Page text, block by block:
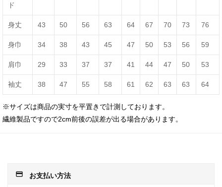
ド
身丈 43 50 56 63 64 67 70 73 76
身巾 34 38 43 45 47 50 53 56 59
肩巾 29 33 37 37 41 44 47 50 53
袖丈 38 47 55 58 61 62 63 63 64
※サイズは商品の実寸を平置きで計測しております。
繊維製品ですので2cm前後の誤差が出る場合があります。
payment お支払い方法